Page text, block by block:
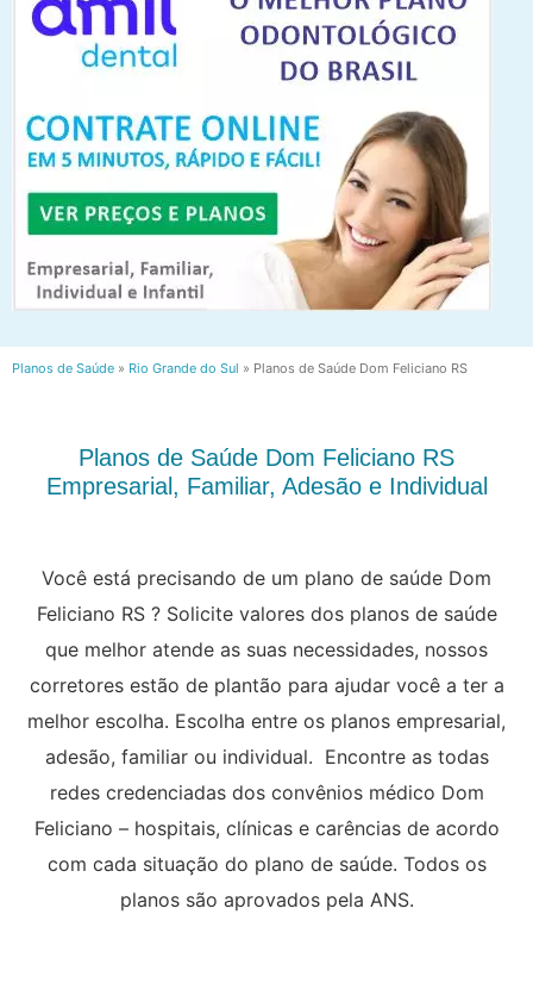
Planos de Saúde » Rio Grande do Sul » Planos de Saúde Dom Feliciano RS
Planos de Saúde Dom Feliciano RS
Empresarial, Familiar, Adesão e Individual
Você está precisando de um plano de saúde Dom
Feliciano RS ? Solicite valores dos planos de saúde
que melhor atende as suas necessidades, nossos
corretores estão de plantão para ajudar você a ter a
melhor escolha. Escolha entre os planos empresarial,
adesão, familiar ou individual. Encontre as todas
redes credenciadas dos convênios médico Dom
Feliciano – hospitais, clínicas e carências de acordo
com cada situação do plano de saúde. Todos os
planos são aprovados pela ANS.